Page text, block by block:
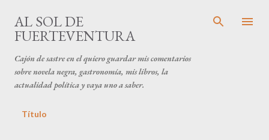
AL SOL DE
FUERTEVENTURA
Cajón de sastre en el quiero guardar mis comentarios
sobre novela negra, gastronomía, mis libros, la
actualidad política y vaya uno a saber.
Título